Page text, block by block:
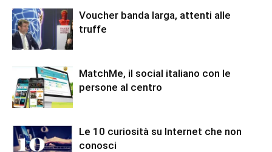
Voucher banda larga, attenti alle
truffe
MatchMe, il social italiano con le
persone al centro
Le 10 curiosità su Internet che non
conosci